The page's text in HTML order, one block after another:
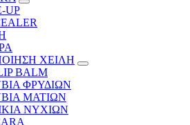
UP
ΧΕΙΛΗ
BALM
ΦΡΥΔΙΩΝ
ΜΑΤΙΩΝ
ΝΥΧΙΩΝ